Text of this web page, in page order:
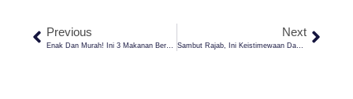
Previous Next
Sambut Rajab, Ini Keistimewaan Dan Kemuliaannya Bagi Umat Islam